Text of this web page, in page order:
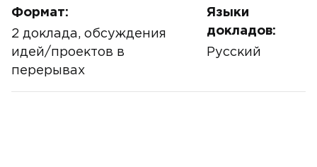
Формат:
2 доклада, обсуждения
идей/проектов в
перерывах
Языки
докладов:
Русский